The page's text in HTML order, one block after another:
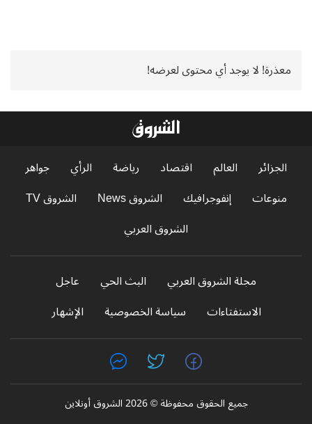
معذرة! لا يوجد أي محتوى لعرضه!
الجزائر العالم اقتصاد رياضة الرأي
جواهر
منوعات
إنفوجرافيك الشروق News
الشروق TV
الشروق العربي
مجلة الشروق العربي البث الحي
عاجل
الاستفتاءات
سياسة الخصوصية الإشهار
جميع الحقوق محفوظة © 2026 الشروق أونلاين